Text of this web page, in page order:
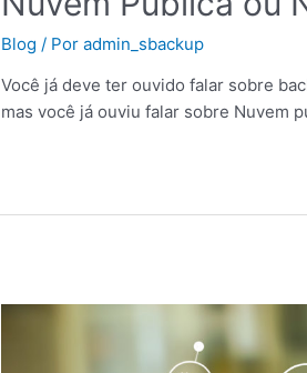
Blog / Poradmin_sbackup
Você já deve ter ouvido falar sobre
mas você já ouviu falar sobre Nuvem